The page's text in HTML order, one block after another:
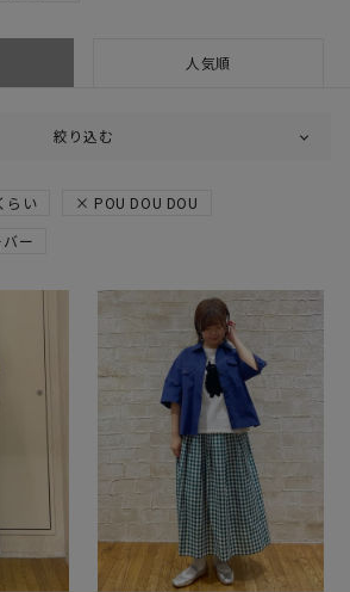
人気順
絞り込む
らい
POU DOU DOU
ー